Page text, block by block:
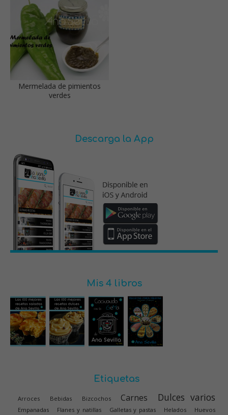
Mermelada de pimientos
verdes
Descarga la App
Mis 4 libros
Etiquetas
Arroces Bebidas Bizcochos Carnes Dulces varios
Empanadas Flanes y natillas Galletas y pastas Helados Huevos